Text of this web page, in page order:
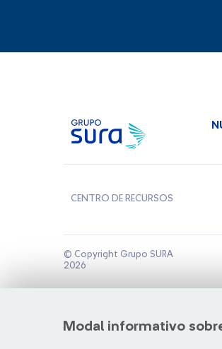
Modal informativo
CENTRO DE RECURSOS
© Copyright Grupo SURA
2026